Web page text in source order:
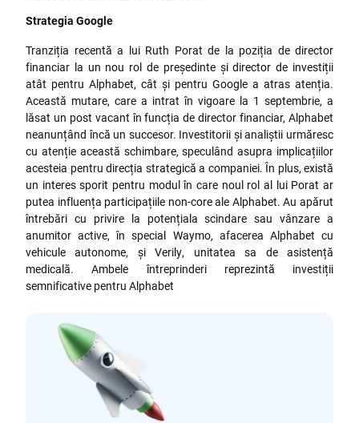
Strategia Google
Tranziția recentă a lui Ruth Porat de la poziția de director
financiar la un nou rol de președinte și director de investiții
atât pentru Alphabet, cât și pentru Google a atras atenția.
Această mutare, care a intrat în vigoare la 1 septembrie, a
lăsat un post vacant în funcția de director financiar, Alphabet
neanunțând încă un succesor. Investitorii și analiștii urmăresc
cu atenție această schimbare, speculând asupra implicațiilor
acesteia pentru direcția strategică a companiei. În plus, există
un interes sporit pentru modul în care noul rol al lui Porat ar
putea influența participațiile non-core ale Alphabet. Au apărut
întrebări cu privire la potențiala scindare sau vânzare a
anumitor active, în special Waymo, afacerea Alphabet cu
vehicule autonome, și Verily, unitatea sa de asistență
medicală. Ambele întreprinderi reprezintă investiții
semnificative pentru Alphabet